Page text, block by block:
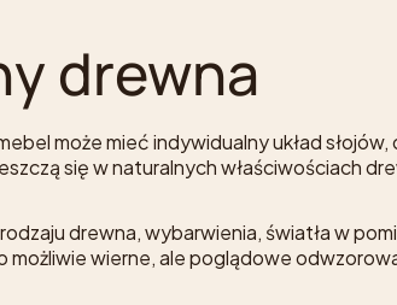
drewna
może mieć indywidualny układ
się w naturalnych właściwościach
drewna, wybarwienia, światła w
wierne, ale poglądowe